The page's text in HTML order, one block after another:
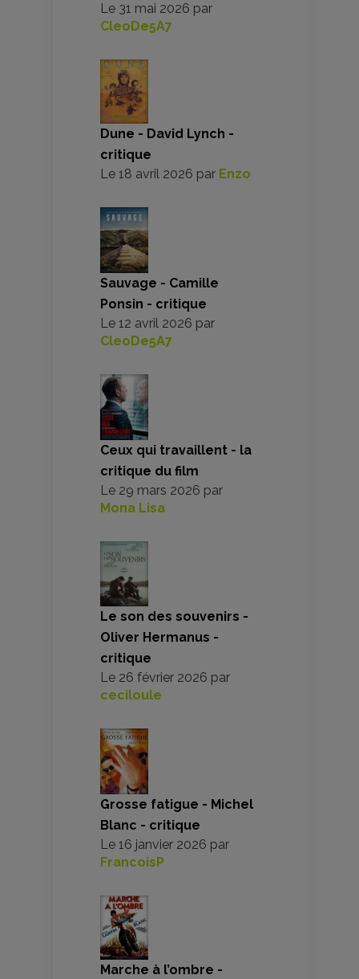
Le 31 mai 2026 par
CleoDe5A7
Dune - David Lynch -
critique
Le 18 avril 2026 par Enzo
Sauvage - Camille
Ponsin - critique
Le 12 avril 2026 par
CleoDe5A7
Ceux qui travaillent - la
critique du film
Le 29 mars 2026 par
Mona Lisa
Le son des souvenirs -
Oliver Hermanus -
critique
Le 26 février 2026 par
ceciloule
Grosse fatigue - Michel
Blanc - critique
Le 16 janvier 2026 par
FrancoisP
Marche à l’ombre -